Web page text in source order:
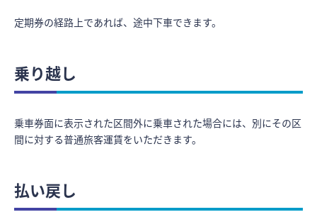
定期券の経路上であれば、途中下車できます。
乗り越し
乗車券面に表示された区間外に乗車された場合には、別にその区
間に対する普通旅客運賃をいただきます。
払い戻し